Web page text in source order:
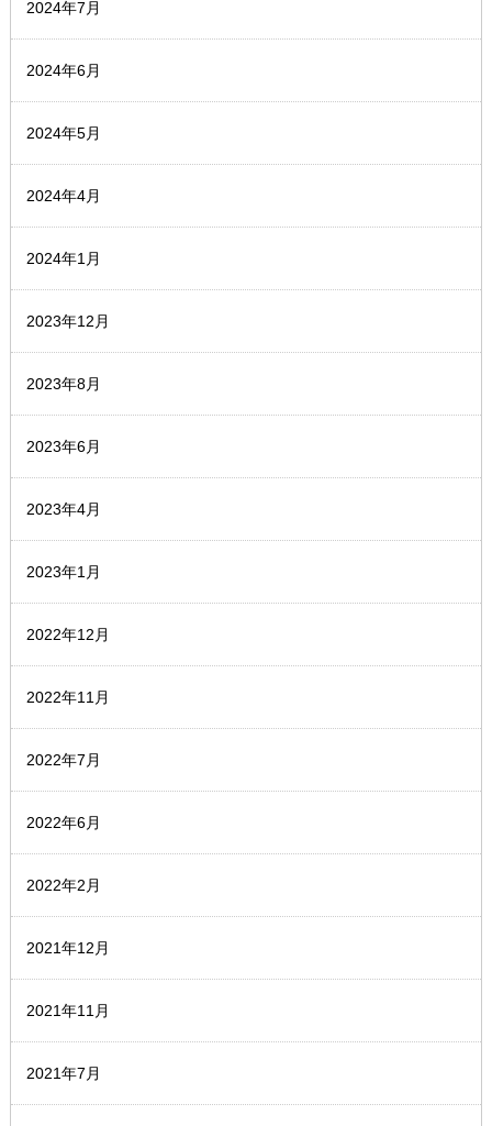
2024年7月
2024年6月
2024年5月
2024年4月
2024年1月
2023年12月
2023年8月
2023年6月
2023年4月
2023年1月
2022年12月
2022年11月
2022年7月
2022年6月
2022年2月
2021年12月
2021年11月
2021年7月